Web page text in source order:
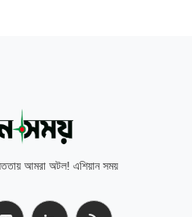
আমরা অটল! এশিয়ান সময়